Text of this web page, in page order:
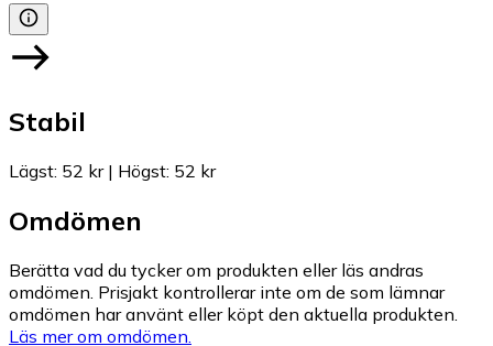
Stabil
Lägst: 52 kr| Högst: 52 kr
Omdömen
Berätta vad du tycker om produkten eller läs andras
omdömen. Prisjakt kontrollerar inte om de som lämnar
omdömen har använt eller köpt den aktuella produkten.
Läs mer om omdömen.